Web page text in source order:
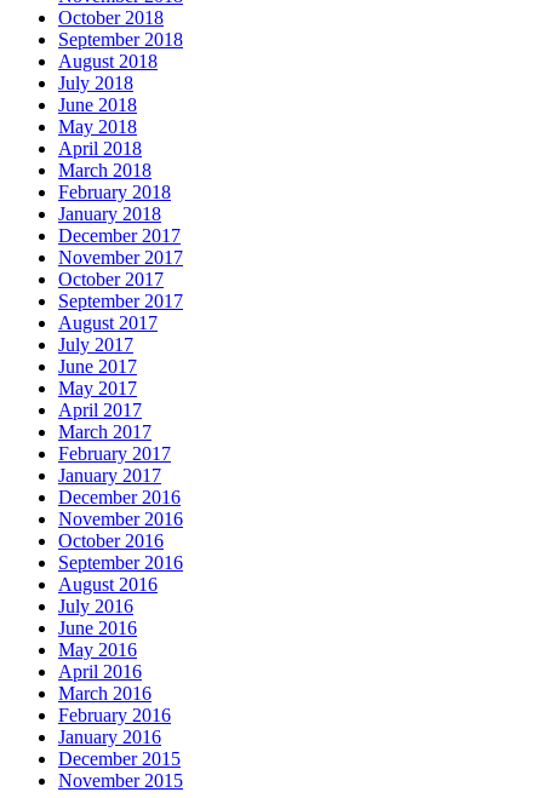
October 2018
September 2018
August 2018
July 2018
June 2018
May 2018
April 2018
March 2018
February 2018
January 2018
December 2017
November 2017
October 2017
September 2017
August 2017
July 2017
June 2017
May 2017
April 2017
March 2017
February 2017
January 2017
December 2016
November 2016
October 2016
September 2016
August 2016
July 2016
June 2016
May 2016
April 2016
March 2016
February 2016
January 2016
December 2015
November 2015